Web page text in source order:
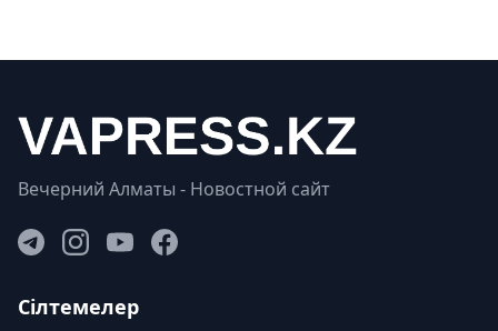
Вечерний Алматы - Новостной сайт
Сілтемелер